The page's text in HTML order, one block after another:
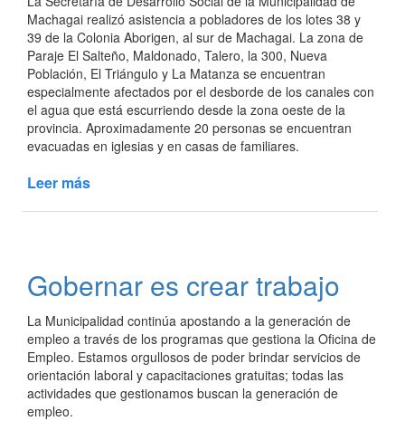
Machagai realizó asistencia a pobladores de los lotes 38 y
39 de la Colonia Aborigen, al sur de Machagai. La zona de
Paraje El Salteño, Maldonado, Talero, la 300, Nueva
Población, El Triángulo y La Matanza se encuentran
especialmente afectados por el desborde de los canales con
el agua que está escurriendo desde la zona oeste de la
provincia. Aproximadamente 20 personas se encuentran
evacuadas en iglesias y en casas de familiares.
Leer más
Colonia
Aborigen
Gobernar es crear trabajo
La Municipalidad continúa apostando a la generación de
empleo a través de los programas que gestiona la Oficina de
Empleo. Estamos orgullosos de poder brindar servicios de
orientación laboral y capacitaciones gratuitas; todas las
actividades que gestionamos buscan la generación de
empleo.